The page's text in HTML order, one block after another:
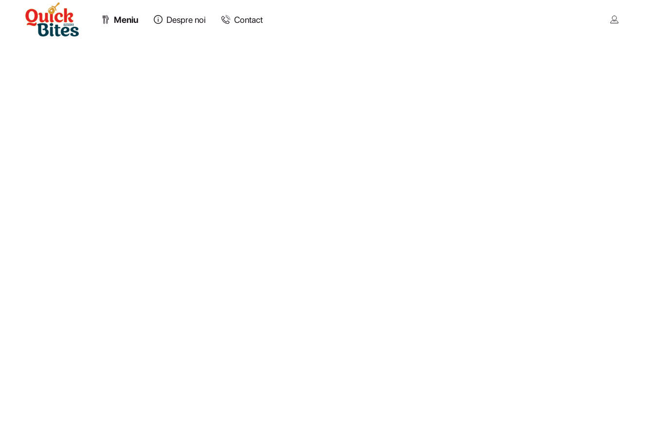
Meniu Despre noi Contact